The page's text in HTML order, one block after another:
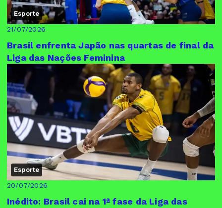
Esporte
21/07/2026
Brasil enfrenta Japão nas quartas de final da
Liga das Nações Feminina
Esporte
20/07/2026
Inédito: Brasil cai na 1ª fase da Liga das